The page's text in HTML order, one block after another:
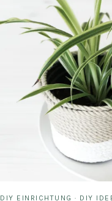
SELBER
BAUEN:
SO
ES!
DIY EINRICHTUNG · DIY